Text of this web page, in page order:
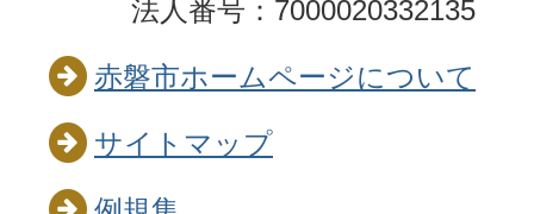
法人番号：7000020332135
赤磐市ホームページについて
サイトマップ